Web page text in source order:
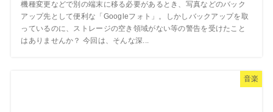
機種変更などで別の端末に移る必要があるとき、写真などのバック
アップ先として便利な「Googleフォト」。しかしバックアップを取
っているのに、ストレージの空き領域がない等の警告を受けたこと
はありませんか？ 今回は、そんな深...
音楽